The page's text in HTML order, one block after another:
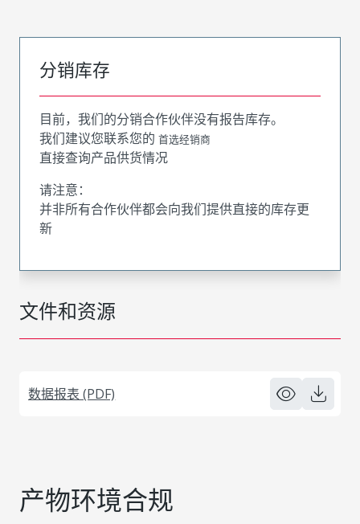
文件和资源
数据报表 (PDF)
分销库存
目前，我们的分销合作伙伴没有报告库存。
我们建议您联系您的 首选经销商
直接查询产品供货情况
请注意：
并非所有合作伙伴都会向我们提供直接的库存更
新
产物环境合规